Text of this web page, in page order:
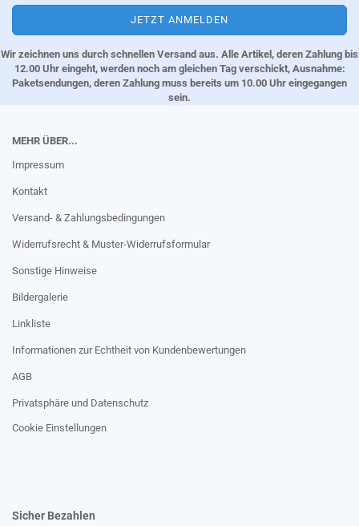
Wir zeichnen uns durch schnellen Versand aus. Alle Artikel, deren Zahlung bis
12.00 Uhr eingeht, werden noch am gleichen Tag verschickt, Ausnahme:
Paketsendungen, deren Zahlung muss bereits um 10.00 Uhr eingegangen
sein.
MEHR ÜBER...
Impressum
Kontakt
Versand- & Zahlungsbedingungen
Widerrufsrecht & Muster-Widerrufsformular
Sonstige Hinweise
Bildergalerie
Linkliste
Informationen zur Echtheit von Kundenbewertungen
AGB
Privatsphäre und Datenschutz
Cookie Einstellungen
Sicher Bezahlen